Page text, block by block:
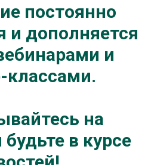
постоянно
и дополняется
и
классами.
на
в курсе